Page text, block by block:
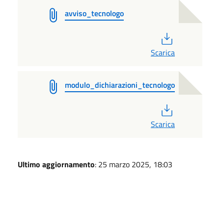
avviso_tecnologo
Scarica
modulo_dichiarazioni_tecnologo
Scarica
Ultimo aggiornamento: 25 marzo 2025, 18:03